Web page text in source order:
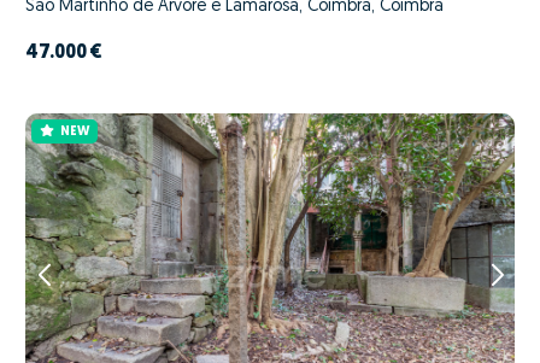
São Martinho de Árvore e Lamarosa, Coimbra, Coimbra
47.000 €
NEW